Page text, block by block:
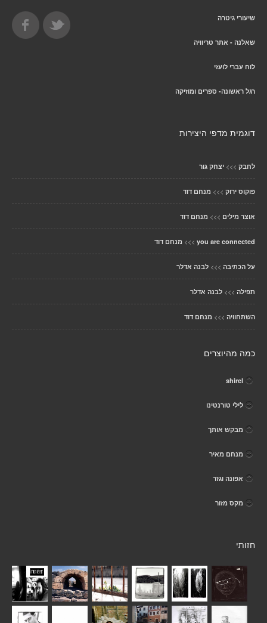
שיעורי גיטרה
שאלנה - אתר טריוויה
לוח עברי לועזי
רגל ראשונה- ספרים ומוזיקה
דוגמית מדפי היצירות
לחבק >>> יצחק גור
פוקוס ירוק >>> מנחם דוד
אוצר מילים >>> מנחם דוד
you are connected
>>> מנחם דוד
על הכתיבה >>> לבנה אדלר
תפילה >>> לבנה אדלר
השתחוויה >>> מנחם דוד
כמה מהיוצרים
shirel
לילי טורנטינו
מבקש אותך
מנחם מאיר
אפונה וגזר
מקס מזור
חזותי